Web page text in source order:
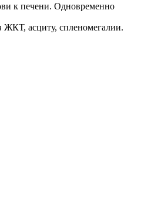
к печени. Одновременно
ЖКТ, асциту, спленомегалии.